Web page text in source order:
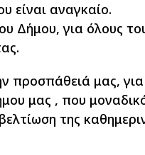
είναι αναγκαίο.
Δήμου, για όλους
προσπάθειά μας,
μας , που
της